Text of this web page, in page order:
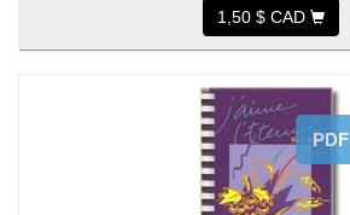
1,50 $ CAD
PDF